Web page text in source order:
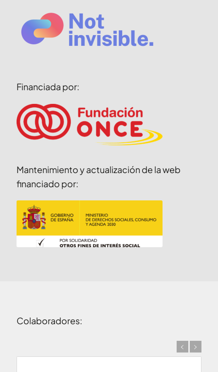
Financiada por:
Mantenimiento y actualización de la web
financiado por:
Colaboradores: